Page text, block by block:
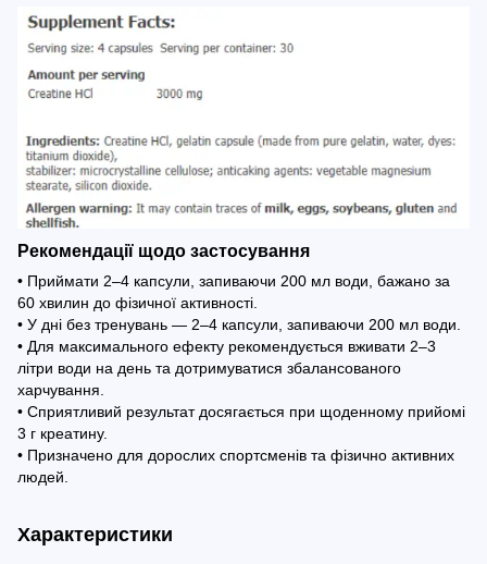
Рекомендації щодо застосування
• Приймати 2–4 капсули, запиваючи 200 мл води, бажано за
60 хвилин до фізичної активності.
• У дні без тренувань — 2–4 капсули, запиваючи 200 мл води.
• Для максимального ефекту рекомендується вживати 2–3
літри води на день та дотримуватися збалансованого
харчування.
• Сприятливий результат досягається при щоденному прийомі
3 г креатину.
• Призначено для дорослих спортсменів та фізично активних
людей.
Характеристики